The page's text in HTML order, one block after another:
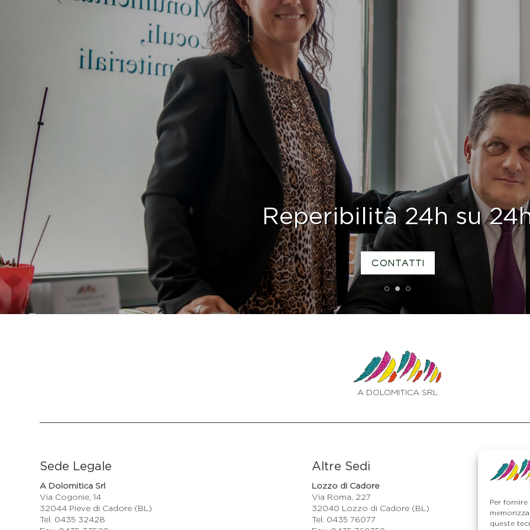
Per
queste
1 2 3
Reperibilità 24h su
CONTATTI
A DOLOMITICA SRL
Sede Legale
A Dolomitica Srl
Via Cogonie, 14
32044 Pieve di Cadore (BL)
Tel. 0435 32428
Altre Sedi
Lozzo di Cadore
Via Roma, 227
32040 Lozzo di Cadore (BL)
Tel. 0435 76077